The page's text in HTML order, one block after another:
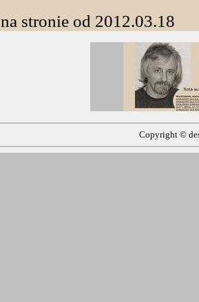
na stronie od 2012.03.18
Copyright ©